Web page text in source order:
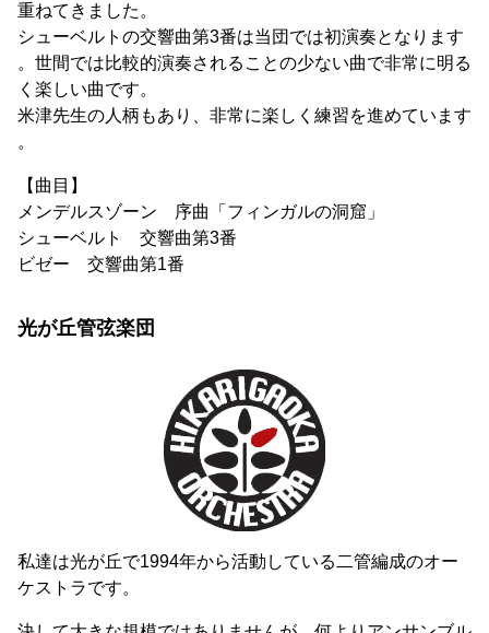
重ねてきました。
シューベルトの交響曲第3番は当団では初演奏となります
。世間では比較的演奏されることの少ない曲で非常に明る
く楽しい曲です。
米津先生の人柄もあり、非常に楽しく練習を進めています
。
【曲目】
メンデルスゾーン 序曲「フィンガルの洞窟」
シューベルト 交響曲第3番
ビゼー 交響曲第1番
光が丘管弦楽団
私達は光が丘で1994年から活動している二管編成のオー
ケストラです。